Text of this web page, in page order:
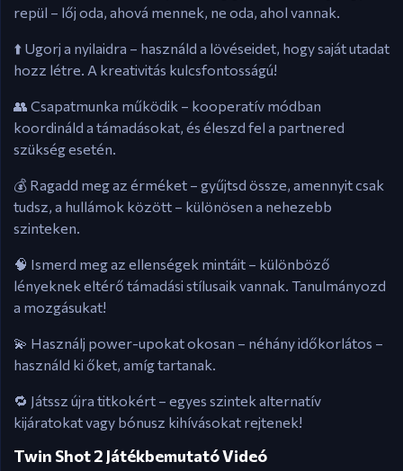
repül – lőj oda, ahová mennek, ne oda, ahol vannak.
⬆️ Ugorj a nyilaidra – használd a lövéseidet, hogy saját utadat
hozz létre. A kreativitás kulcsfontosságú!
👥 Csapatmunka működik – kooperatív módban
koordináld a támadásokat, és éleszd fel a partnered
szükség esetén.
💰 Ragadd meg az érméket – gyűjtsd össze, amennyit csak
tudsz, a hullámok között – különösen a nehezebb
szinteken.
🧠 Ismerd meg az ellenségek mintáit – különböző
lényeknek eltérő támadási stílusaik vannak. Tanulmányozd
a mozgásukat!
💫 Használj power-upokat okosan – néhány időkorlátos –
használd ki őket, amíg tartanak.
🔁 Játssz újra titkokért – egyes szintek alternatív
kijáratokat vagy bónusz kihívásokat rejtenek!
Twin Shot 2 Játékbemutató Videó